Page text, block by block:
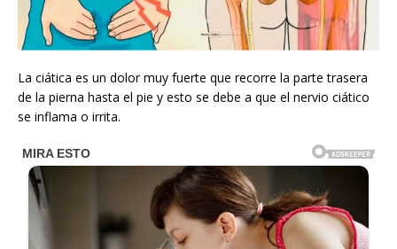
La ciática es un dolor muy fuerte que recorre la parte trasera
de la pierna hasta el pie y esto se debe a que el nervio ciático
se inflama o irrita.